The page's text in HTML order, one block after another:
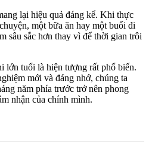
lại hiệu quả đáng kể. Khi thực
một bữa ăn hay một buổi đi
sâu sắc hơn thay vì để thời gian trôi
lớn tuổi là hiện tượng rất phổ biến.
mới và đáng nhớ, chúng ta
năm phía trước trở nên phong
nhận của chính mình.